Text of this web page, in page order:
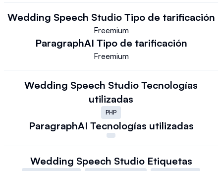
Wedding Speech Studio Tipo de tarificación
Freemium
ParagraphAI Tipo de tarificación
Freemium
Wedding Speech Studio Tecnologías
utilizadas
PHP
ParagraphAI Tecnologías utilizadas
Wedding Speech Studio Etiquetas